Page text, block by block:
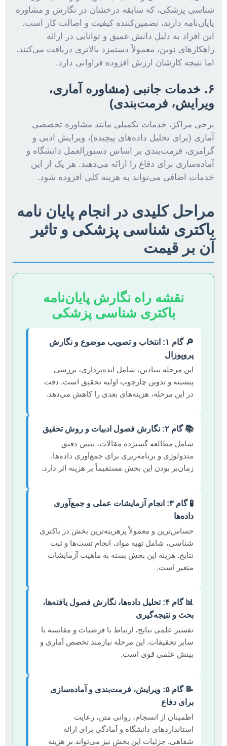
شناسی پزشکی، که سابقه درخشان در نگارش و مشاوره
پایان‌نامه دارند، تضمین‌کننده کیفیت و اصالت کار است.
این افراد به دلیل دانش عمیق و توانایی در ارائه
راهکارهای نوین، معمولاً دستمزد بالاتری دریافت می‌کنند،
اما نتیجه کارشان ارزش افزوده فراوانی دارد.
۶. خدمات جانبی (مشاوره آماری،
ویرایش، فرمت‌بندی)
برخی مراکز، خدمات تکمیلی مانند مشاوره تخصصی
آماری (برای تحلیل داده‌های پیچیده)، ویرایش ادبی و
گرامری، فرمت‌بندی بر اساس دستورالعمل دانشگاه و
آماده‌سازی برای دفاع را ارائه می‌دهند. هر یک از این
خدمات اضافی می‌تواند به هزینه کلی افزوده شود.
مراحل کلیدی در انجام پایان نامه
باکتری شناسی پزشکی و تاثیر
آن بر قیمت
نقشه راه نگارش پایان‌نامه
باکتری شناسی پزشکی
🔎 گام ۱: انتخاب و تصویب موضوع و نگارش
پروپوزال
این مرحله بنیادین، شامل ایده‌پردازی، بررسی
پیشینه و تدوین چارچوب اولیه تحقیق است. دقت
در این مرحله، هزینه‌های بعدی را کاهش می‌دهد.
📚 گام ۲: نگارش فصول ادبیات و روش تحقیق
شامل مطالعه گسترده مقالات، تبیین دقیق
متدولوژی و برنامه‌ریزی برای جمع‌آوری داده‌ها.
زمان‌بر بودن این بخش مستقیماً بر هزینه اثر دارد.
🧪 گام ۳: انجام آزمایشات عملی و جمع‌آوری
داده‌ها
حساس‌ترین و معمولاً پرهزینه‌ترین بخش در باکتری
شناسی، شامل تهیه مواد، انجام تست‌ها و ثبت
نتایج. هزینه این بخش بسته به ماهیت آزمایشات
متغیر است.
📊 گام ۴: تحلیل داده‌ها، نگارش فصول یافته‌ها،
بحث و نتیجه‌گیری
تفسیر علمی نتایج، ارتباط با فرضیات و مقایسه با
سایر تحقیقات. این مرحله نیازمند تخصص آماری و
بینش علمی قوی است.
📝 گام ۵: ویرایش، فرمت‌بندی و آماده‌سازی
برای دفاع
اطمینان از انسجام، روانی متن، رعایت
استانداردهای دانشگاه و آمادگی برای ارائه
شفاهی. جزئیات این بخش نیز می‌تواند بر هزینه